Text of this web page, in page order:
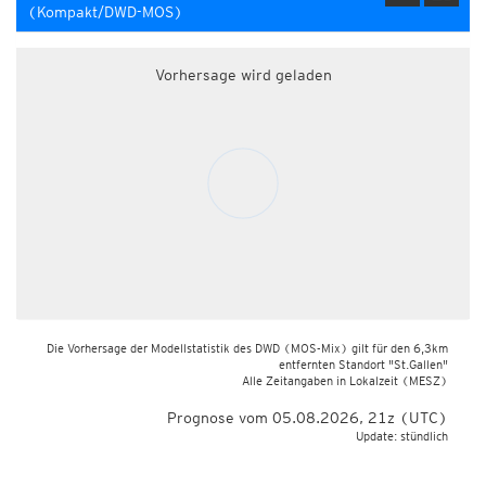
(Kompakt/DWD-MOS)
Vorhersage wird geladen
Die Vorhersage der Modellstatistik des DWD (MOS-Mix) gilt für den 6,3km
entfernten Standort "St.Gallen"
Alle Zeitangaben in Lokalzeit (MESZ)
Prognose vom 05.08.2026, 21z (UTC)
Update: stündlich